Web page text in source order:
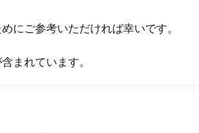
にご参考いただければ幸いです。
まれています。